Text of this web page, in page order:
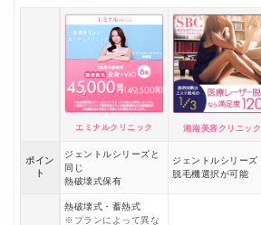
エミナルクリニック 湘南美容クリニック
ポイン
ト
ジェントルシリーズと
同じ
熱破壊式保有
ジェントルシリーズ
脱毛機選択が可能
熱破壊式・蓄熱式
※プランによって異な